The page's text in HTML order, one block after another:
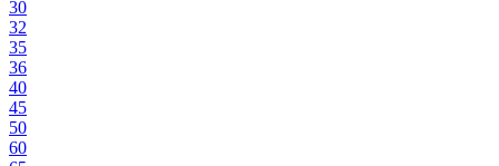
30
32
35
36
40
45
50
60